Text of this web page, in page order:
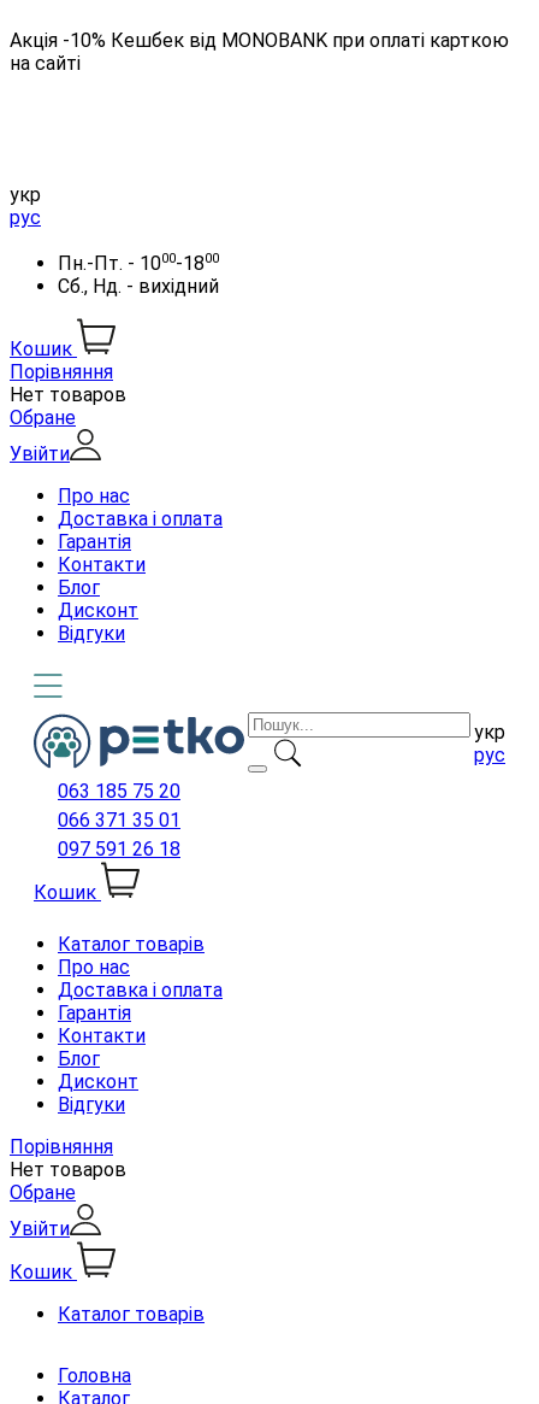
Акція -10% Кешбек від MONOBANK при оплаті карткою
на сайті
укр
рус
Пн.-Пт. - 1000-1800
Сб., Нд. - вихідний
Кошик
Порівняння
Нет товаров
Обране
Увійти
Про нас
Доставка і оплата
Гарантія
Контакти
Блог
Дисконт
Відгуки
укр
рус
063 185 75 20
066 371 35 01
097 591 26 18
Кошик
Каталог товарів
Про нас
Доставка і оплата
Гарантія
Контакти
Блог
Дисконт
Відгуки
Порівняння
Нет товаров
Обране
Увійти
Кошик
Каталог товарів
Головна
Каталог